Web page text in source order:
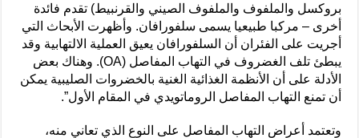
بروكسل والملفوف والملفوف الصيني والقرنبيط) تقدم فائدة
أخرى – مركبا طبيعيا يسمى سلفورافان. وأظهرت الأبحاث التي
أجريت على الفئران أن السلفورافان يعيق العملية الالتهابية وقد
يبطئ تلف الغضروف في التهاب المفاصل (OA). وهناك بعض
الأدلة على أن الأنظمة الغذائية الغنية بالخضروات الصليبية يمكن
أن تمنع التهاب المفاصل الروماتويدي في المقام الأول”.
وتعتمد أعراض التهاب المفاصل على النوع الذي تعاني منه،